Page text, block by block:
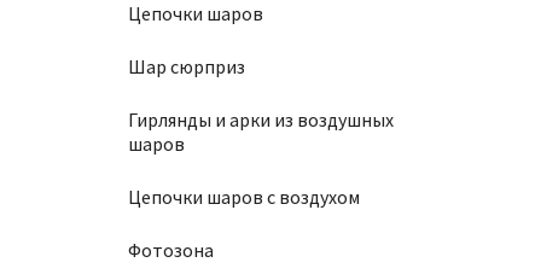
Цепочки шаров
Шар сюрприз
Гирлянды и арки из воздушных
шаров
Цепочки шаров с воздухом
Фотозона